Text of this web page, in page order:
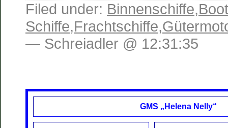
Filed under: Binnenschiffe,
Schiffe,Frachtschiffe,
— Schreiadler @ 12:31:35
GMS „Helena Nelly“